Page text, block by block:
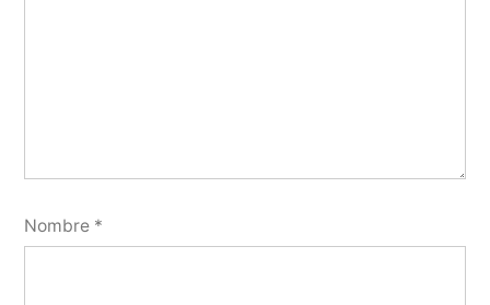
Nombre *